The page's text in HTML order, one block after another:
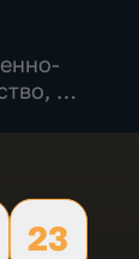
,
23